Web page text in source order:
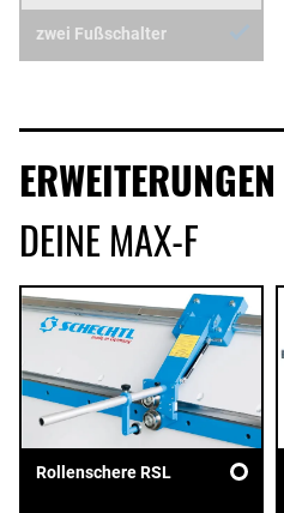
zwei Fußschalter
ERWEITERUNGEN
DEINE MAX-F
Rollenschere RSL